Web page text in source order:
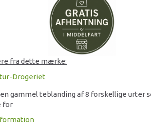
fra dette mærke:
Drogeriet
en gammel teblanding af 8 forskellige urter
for